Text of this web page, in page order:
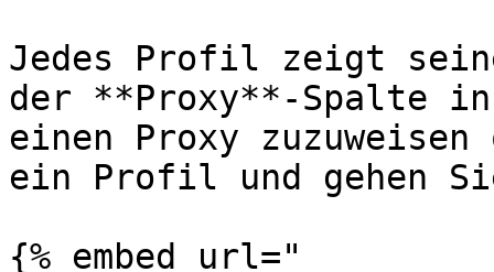
Jedes Profil zeigt
der **Proxy**-Spalte
einen Proxy
ein Profil und gehen
{% embed url="